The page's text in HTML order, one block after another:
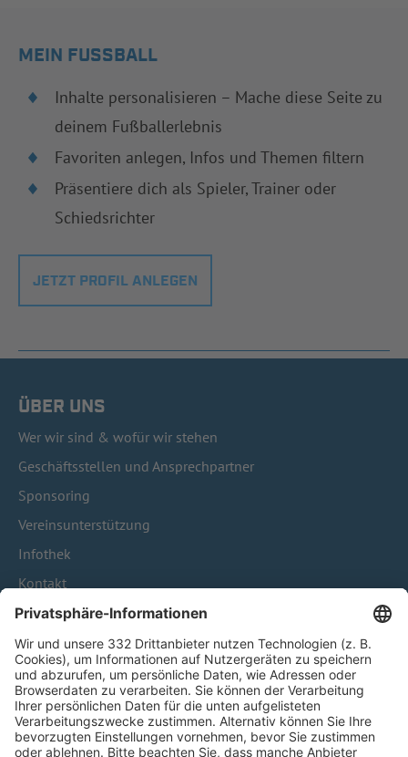
MEIN FUSSBALL
Inhalte personalisieren – Mache diese Seite zu
deinem Fußballerlebnis
Favoriten anlegen, Infos und Themen filtern
Präsentiere dich als Spieler, Trainer oder
Schiedsrichter
JETZT PROFIL ANLEGEN
ÜBER UNS
Wer wir sind & wofür wir stehen
Geschäftsstellen und Ansprechpartner
Sponsoring
Vereinsunterstützung
Infothek
Kontakt
HÄUFIG BESUCHTE SEITEN
Pässe und Vereinswechsel
Trainerausbildung
Schulungsangebot Vereinsmitarbeiter